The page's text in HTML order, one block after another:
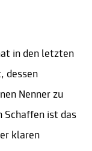
in den letzten
dessen
Nenner zu
Schaffen ist das
klaren